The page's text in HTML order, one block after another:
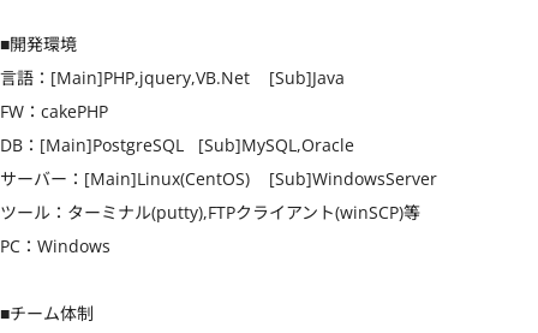
■開発環境
言語：[Main]PHP,jquery,VB.Net    [Sub]Java
FW：cakePHP
DB：[Main]PostgreSQL   [Sub]MySQL,Oracle
サーバー：[Main]Linux(CentOS)    [Sub]WindowsServer
ツール：ターミナル(putty),FTPクライアント(winSCP)等
PC：Windows
■チーム体制